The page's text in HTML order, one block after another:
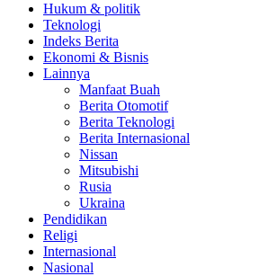
Hukum & politik
Teknologi
Indeks Berita
Ekonomi & Bisnis
Lainnya
Manfaat Buah
Berita Otomotif
Berita Teknologi
Berita Internasional
Nissan
Mitsubishi
Rusia
Ukraina
Pendidikan
Religi
Internasional
Nasional